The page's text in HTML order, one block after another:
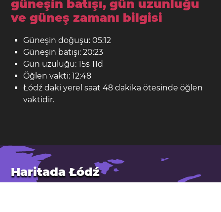
güneşin batışı, gün uzunluğu
ve güneş zamanı bilgisi
Güneşin doğuşu: 05:12
Güneşin batışı: 20:23
Gün uzuluğu: 15s 11d
Öğlen vakti: 12:48
Łódź daki yerel saat 48 dakika ötesinde öğlen
vaktidir.
Haritada Łódź